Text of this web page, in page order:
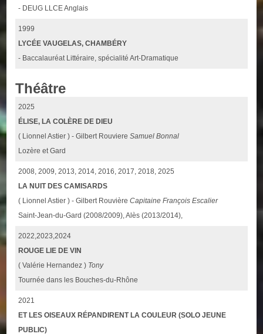
- DEUG LLCE Anglais
1999
LYCÉE VAUGELAS, CHAMBÉRY
- Baccalauréat Littéraire, spécialité Art-Dramatique
Théâtre
2025
ÉLISE, LA COLÈRE DE DIEU
( Lionnel Astier ) - Gilbert RouviereSamuel Bonnal
Lozère et Gard
2008, 2009, 2013, 2014, 2016, 2017, 2018, 2025
LA NUIT DES CAMISARDS
( Lionnel Astier ) - Gilbert RouvièreCapitaine François Escalier
Saint-Jean-du-Gard (2008/2009), Alès (2013/2014),
2022,2023,2024
ROUGE LIE DE VIN
( Valérie Hernandez ) Tony
Tournée dans les Bouches-du-Rhône
2021
ET LES OISEAUX RÉPANDIRENT LA COULEUR (SOLO JEUNE
PUBLIC)